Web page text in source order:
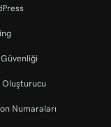
Oluşturucu
Numaraları